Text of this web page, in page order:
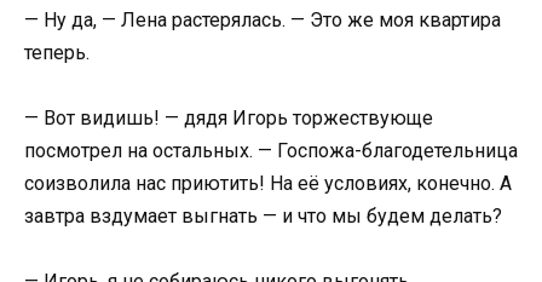
— Ну да, — Лена растерялась. — Это же моя квартира
теперь.
— Вот видишь! — дядя Игорь торжествующе
посмотрел на остальных. — Госпожа-благодетельница
соизволила нас приютить! На её условиях, конечно. А
завтра вздумает выгнать — и что мы будем делать?